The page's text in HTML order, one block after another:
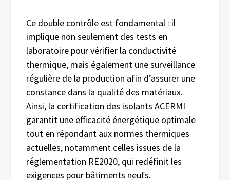
Ce double contrôle est fondamental : il
implique non seulement des tests en
laboratoire pour vérifier la conductivité
thermique, mais également une surveillance
régulière de la production afin d’assurer une
constance dans la qualité des matériaux.
Ainsi, la certification des isolants ACERMI
garantit une efficacité énergétique optimale
tout en répondant aux normes thermiques
actuelles, notamment celles issues de la
réglementation RE2020, qui redéfinit les
exigences pour bâtiments neufs.